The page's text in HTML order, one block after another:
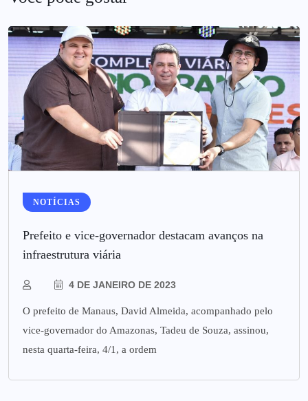
NOTÍCIAS
Prefeito e vice-governador destacam avanços na
infraestrutura viária
4 DE JANEIRO DE 2023
O prefeito de Manaus, David Almeida, acompanhado pelo
vice-governador do Amazonas, Tadeu de Souza, assinou,
nesta quarta-feira, 4/1, a ordem